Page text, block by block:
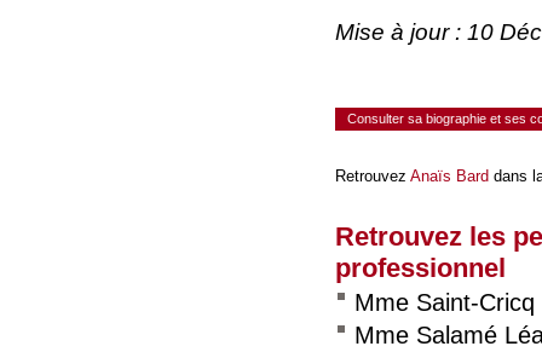
Mise à jour : 10
Consulter sa biographie et ses
Retrouvez Anaïs Bard dans
Retrouvez les
professionnel
Mme Saint-Cricq
Mme Salamé